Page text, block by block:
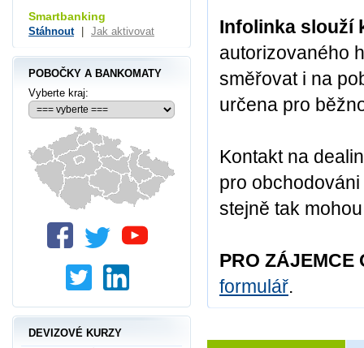
Infolinka slouží
autorizovaného
směřovat i na
určena pro
Kontakt na
pro
stejně tak
PRO ZÁJEMCE
formulář.
Smartbanking
Stáhnout Jak aktivovat
POBOČKY A BANKOMATY
Vyberte kraj:
DEVIZOVÉ KURZY